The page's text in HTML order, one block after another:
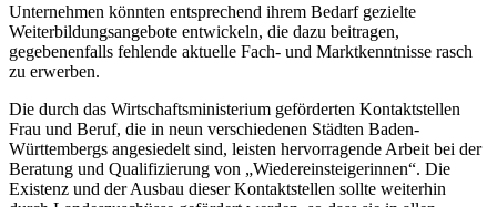
Unternehmen könnten entsprechend ihrem Bedarf gezielte
Weiterbildungsangebote entwickeln, die dazu beitragen,
gegebenenfalls fehlende aktuelle Fach- und Marktkenntnisse rasch
zu erwerben.
Die durch das Wirtschaftsministerium geförderten Kontaktstellen
Frau und Beruf, die in neun verschiedenen Städten Baden-
Württembergs angesiedelt sind, leisten hervorragende Arbeit bei der
Beratung und Qualifizierung von „Wiedereinsteigerinnen“. Die
Existenz und der Ausbau dieser Kontaktstellen sollte weiterhin